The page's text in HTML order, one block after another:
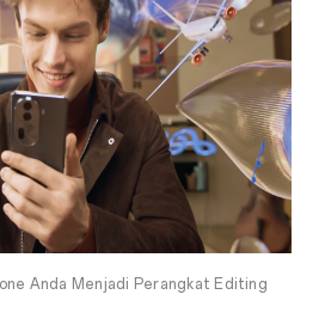
Anda Menjadi Perangkat Editing